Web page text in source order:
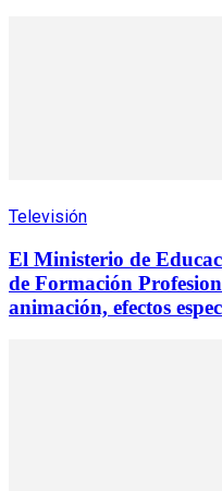
Televisión
El Ministerio de
de Formación
animación, efectos